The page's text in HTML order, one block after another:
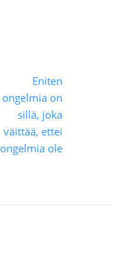
Eniten
ongelmia on
sillä, joka
väittää, ettei
ongelmia ole